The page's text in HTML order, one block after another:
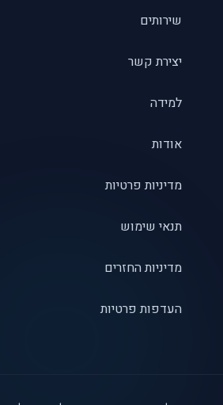
שירותים
יצירת קשר
למידה
אודות
מדיניות פרטיות
תנאי שימוש
מדיניות החזרים
העדפות פרטיות